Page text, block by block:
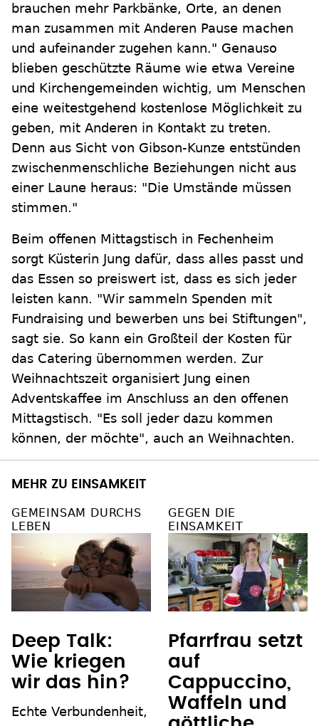
brauchen mehr Parkbänke, Orte, an denen
man zusammen mit Anderen Pause machen
und aufeinander zugehen kann." Genauso
blieben geschützte Räume wie etwa Vereine
und Kirchengemeinden wichtig, um Menschen
eine weitestgehend kostenlose Möglichkeit zu
geben, mit Anderen in Kontakt zu treten.
Denn aus Sicht von Gibson-Kunze entstünden
zwischenmenschliche Beziehungen nicht aus
einer Laune heraus: "Die Umstände müssen
stimmen."
Beim offenen Mittagstisch in Fechenheim
sorgt Küsterin Jung dafür, dass alles passt und
das Essen so preiswert ist, dass es sich jeder
leisten kann. "Wir sammeln Spenden mit
Fundraising und bewerben uns bei Stiftungen",
sagt sie. So kann ein Großteil der Kosten für
das Catering übernommen werden. Zur
Weihnachtszeit organisiert Jung einen
Adventskaffee im Anschluss an den offenen
Mittagstisch. "Es soll jeder dazu kommen
können, der möchte", auch an Weihnachten.
MEHR ZU EINSAMKEIT
GEMEINSAM DURCHS
LEBEN
Deep Talk:
Wie kriegen
wir das hin?
Echte Verbundenheit,
GEGEN DIE
EINSAMKEIT
Pfarrfrau setzt
auf
Cappuccino,
Waffeln und